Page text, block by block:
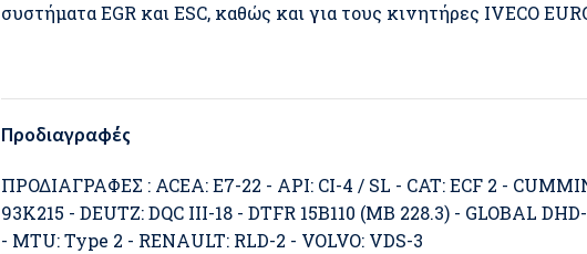
συστήματα EGR και ESC, καθώς και για τους κινητήρες IVECO
Προδιαγραφές
ΠΡΟΔΙΑΓΡΑΦΕΣ : ACEA: E7-22 - API: CI-4 / SL - CAT: ECF 2 -
93K215 - DEUTZ: DQC III-18 - DTFR 15B110 (MB 228.3) - GLOBAL
- MTU: Type 2 - RENAULT: RLD-2 - VOLVO: VDS-3